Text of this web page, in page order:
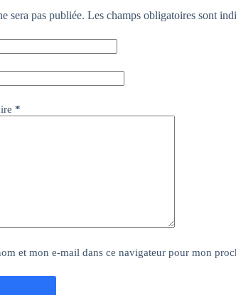
sera pas publiée. Les champs obligatoires sont
*
et mon e-mail dans ce navigateur pour mon